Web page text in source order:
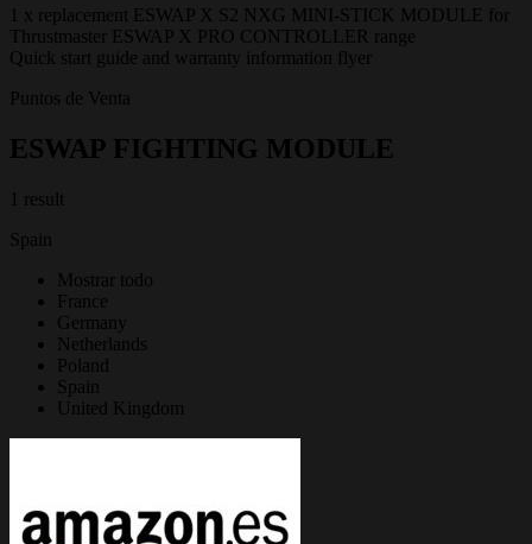
1 x replacement ESWAP X S2 NXG MINI-STICK MODULE for
Thrustmaster ESWAP X PRO CONTROLLER range
Quick start guide and warranty information flyer
Puntos de Venta
ESWAP FIGHTING MODULE
1 result
Spain
Mostrar todo
France
Germany
Netherlands
Poland
Spain
United Kingdom